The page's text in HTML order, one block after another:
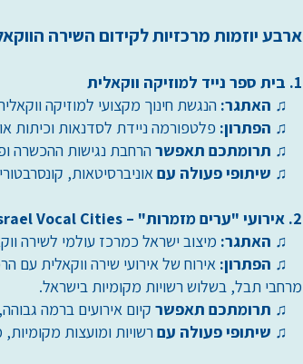
ארבע יוזמות מרכזיות לקידום השירה
1. בית ספר נייד למוזיקה ווקאלית
♫ האתגר: הנגשת חינוך מקצועי למוזיקה
♫ הפתרון: פלטפורמה ניידת לסדנאות וכיתות
♫ תרומתכם תאפשרהרחבת נגישות ההכשרה
♫ שיתופי פעולה עםאוניברסיטאות,
2. אירועי "ערים מזמרות" – IVOCI - Israel Vocal Cities
♫ האתגר: מיצוב ישראל כמרכז עולמי לשירה
♫ הפתרון: אירוח של אירועי שירה ווקאלית עם
מרחבי תבל, בשלוש רשויות מקומיות בישראל.
♫ תרומתכם תאפשר קיום אירועים ברמה
♫ שיתופי פעולה עם רשויות ומועצות